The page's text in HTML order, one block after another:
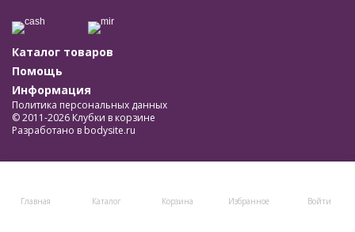
Главная Каталог Корзина Избранное Войти
Каталог товаров
Помощь
Информация
Политика персональных данных
© 2011-2026 Клубки в корзине
Разработано в bodysite.ru